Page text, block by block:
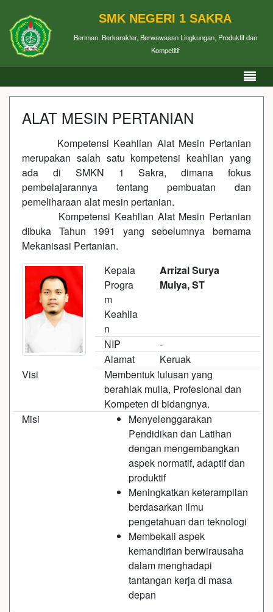
SMK NEGERI 1 SAKRA
Beriman, Berkarakter, Berwawasan Lingkungan, Produktif dan
Kompetitif
ALAT MESIN PERTANIAN
Kompetensi Keahlian Alat Mesin Pertanian
merupakan salah satu kompetensi keahlian yang
ada di SMKN 1 Sakra, dimana fokus
pembelajarannya tentang pembuatan dan
pemeliharaan alat mesin pertanian.
Kompetensi Keahlian Alat Mesin Pertanian
dibuka Tahun 1991 yang sebelumnya bernama
Mekanisasi Pertanian.
Kepala
Progra
m
Keahlia
n
Arrizal Surya
Mulya, ST
NIP
-
Alamat
Keruak
Visi
Membentuk lulusan yang
berahlak mulia, Profesional dan
Kompeten di bidangnya.
Misi
Menyelenggarakan
Pendidikan dan Latihan
dengan mengembangkan
aspek normatif, adaptif dan
produktif
Meningkatkan keterampilan
berdasarkan ilmu
pengetahuan dan teknologi
Membekali aspek
kemandirian berwirausaha
dalam menghadapi
tantangan kerja di masa
depan